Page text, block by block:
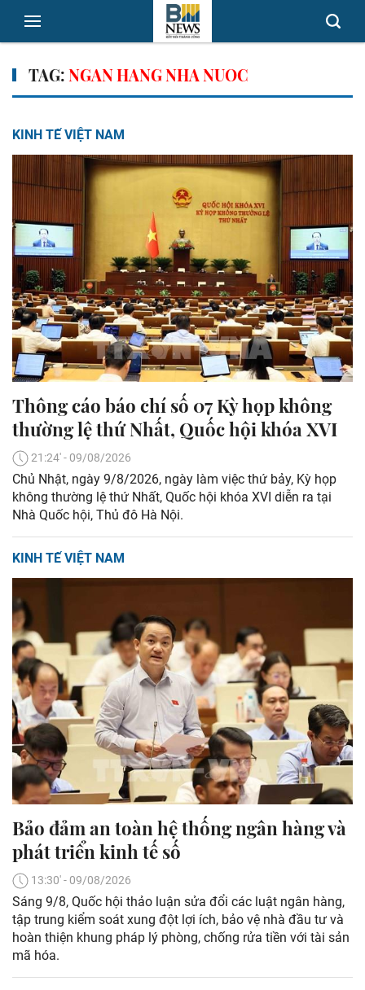
TAG:NGAN HANG NHA NUOC
KINH TẾ VIỆT NAM
Thông cáo báo chí số 07 Kỳ họp không
thường lệ thứ Nhất, Quốc hội khóa XVI
21:24' - 09/08/2026
Chủ Nhật, ngày 9/8/2026, ngày làm việc thứ bảy, Kỳ họp
không thường lệ thứ Nhất, Quốc hội khóa XVI diễn ra tại
Nhà Quốc hội, Thủ đô Hà Nội.
KINH TẾ VIỆT NAM
Bảo đảm an toàn hệ thống ngân hàng và
phát triển kinh tế số
13:30' - 09/08/2026
Sáng 9/8, Quốc hội thảo luận sửa đổi các luật ngân hàng,
tập trung kiểm soát xung đột lợi ích, bảo vệ nhà đầu tư và
hoàn thiện khung pháp lý phòng, chống rửa tiền với tài sản
mã hóa.